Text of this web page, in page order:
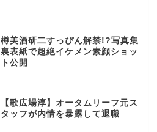
樽美酒研二すっぴん解禁!?写真集
裏表紙で超絶イケメン素顔ショッ
ト公開
【歌広場淳】オータムリーフ元ス
タッフが内情を暴露して退職